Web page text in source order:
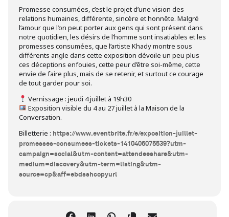
Promesse consumées, c’est le projet d’une vision des
relations humaines, différente, sincère et honnête. Malgré
l’amour que l’on peut porter aux gens qui sont présent dans
notre quotidien, les désirs de l’homme sont insatiables et les
promesses consumées, que l’artiste Khady montre sous
différents angle dans cette exposition dévoile un peu plus
ces déceptions enfouies, cette peur d’être soi-même, cette
envie de faire plus, mais de se retenir, et surtout ce courage
de tout garder pour soi.
Vernissage : jeudi 4 juillet à 19h30
Exposition visible du 4 au 27 juillet à la Maison de la
Conversation.
Billetterie : https://www.eventbrite.fr/e/exposition-juillet-
promesses-consumees-tickets-1410406075539?utm-
campaign=social&utm-content=attendeeshare&utm-
medium=discovery&utm-term=listing&utm-
source=cp&aff=ebdsshcopyurl